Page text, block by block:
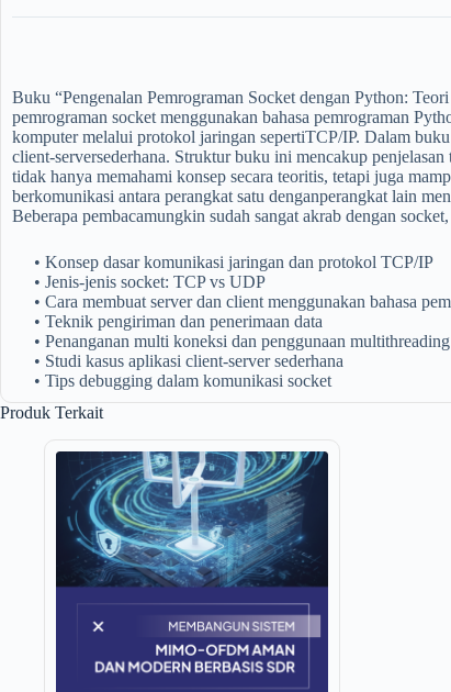
Buku “Pengenalan Pemrograman Socket dengan Python: Teori
pemrograman socket menggunakan bahasa pemrograman
komputer melalui protokol jaringan sepertiTCP/IP. Dalam buku
client-serversederhana. Struktur buku ini mencakup penjelasan
tidak hanya memahami konsep secara teoritis, tetapi juga
berkomunikasi antara perangkat satu denganperangkat lain
Beberapa pembacamungkin sudah sangat akrab dengan socket,
• Konsep dasar komunikasi jaringan dan protokol TCP/IP
• Jenis-jenis socket: TCP vs UDP
• Cara membuat server dan client menggunakan bahasa
• Teknik pengiriman dan penerimaan data
• Penanganan multi koneksi dan penggunaan multithreading
• Studi kasus aplikasi client-serversederhana
• Tips debugging dalam komunikasi socket
Produk Terkait